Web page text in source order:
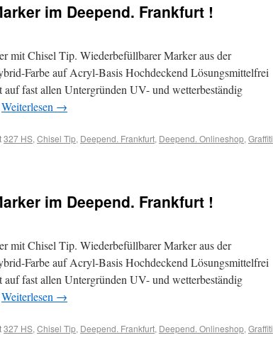
im Deepend. Frankfurt !
Chisel Tip. Wiederbefüllbarer Marker aus der
Farbe auf Acryl-Basis Hochdeckend Lösungsmittelfrei
auf fast allen Untergründen UV- und wetterbeständig
Weiterlesen →
327 HS, Chisel Tip, Deepend. Frankfurt, Deepend. Onlineshop, Graffiti
im Deepend. Frankfurt !
Chisel Tip. Wiederbefüllbarer Marker aus der
Farbe auf Acryl-Basis Hochdeckend Lösungsmittelfrei
auf fast allen Untergründen UV- und wetterbeständig
Weiterlesen →
327 HS, Chisel Tip, Deepend. Frankfurt, Deepend. Onlineshop, Graffiti